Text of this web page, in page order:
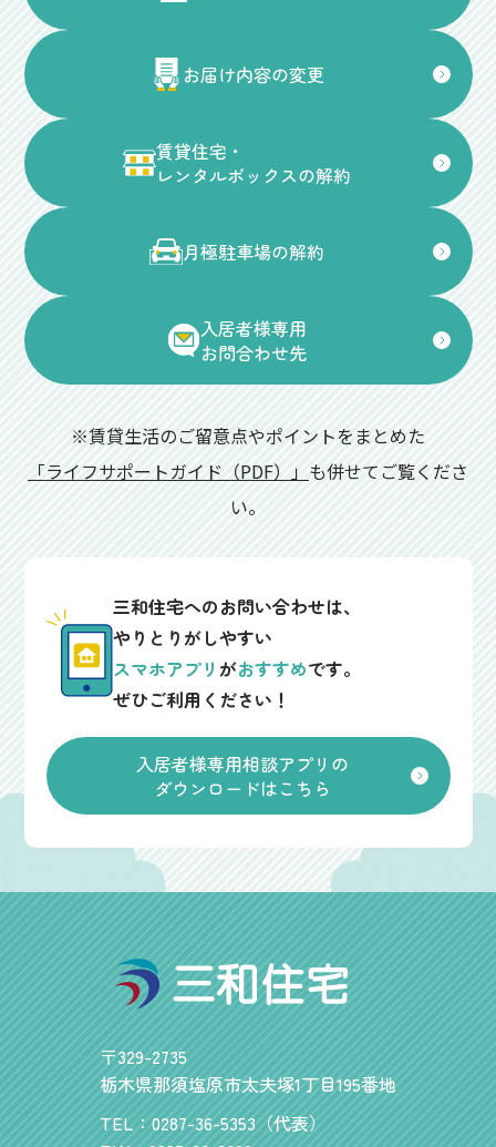
お届け内容の変更
賃貸住宅・
レンタルボックスの解約
月極駐車場の解約
入居者様専用
お問合わせ先
※賃貸生活のご留意点やポイントをまとめた
「ライフサポートガイド（PDF）」 も併せてご覧くださ
い。
三和住宅へのお問い合わせは、
やりとりがしやすい
スマホアプリ がおすすめです。
ぜひご利用ください！
入居者様専用相談アプリの
ダウンロードはこちら
〒329-2735
栃木県那須塩原市太夫塚1丁目195番地
TEL：0287-36-5353（代表）